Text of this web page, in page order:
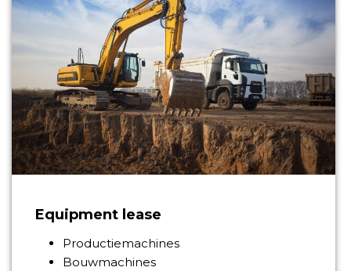
Equipment lease
Productiemachines
Bouwmachines